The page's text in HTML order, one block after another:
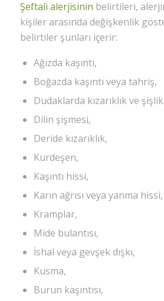
Şeftali alerjisinin belirtileri,
kişiler arasında değişkenlik
belirtiler şunları içerir:
Ağızda kaşıntı,
Boğazda kaşıntı veya tahriş,
Dudaklarda kızarıklık ve
Dilin şişmesi,
Deride kızarıklık,
Kurdeşen,
Kaşıntı hissi,
Karın ağrısı veya yanma hissi,
Kramplar,
Mide bulantısı,
İshal veya gevşek dışkı,
Kusma,
Burun kaşıntısı,